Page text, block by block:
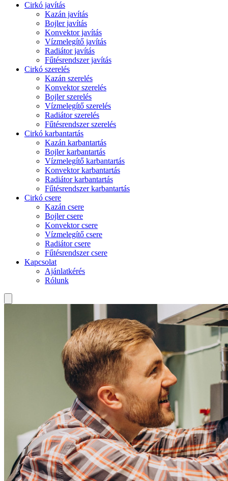
Cirkó javítás
Kazán javítás
Bojler javítás
Konvektor javítás
Vízmelegítő javítás
Radiátor javítás
Fűtésrendszer javítás
Cirkó szerelés
Kazán szerelés
Konvektor szerelés
Bojler szerelés
Vízmelegítő szerelés
Radiátor szerelés
Fűtésrendszer szerelés
Cirkó karbantartás
Kazán karbantartás
Bojler karbantartás
Vízmelegítő karbantartás
Konvektor karbantartás
Radiátor karbantartás
Fűtésrendszer karbantartás
Cirkó csere
Kazán csere
Bojler csere
Konvektor csere
Vízmelegítő csere
Radiátor csere
Fűtésrendszer csere
Kapcsolat
Ajánlatkérés
Rólunk